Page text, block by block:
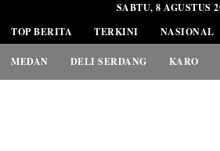
SABTU, 8 AGUSTUS
TOP BERITA
TERKINI NASIONAL
MEDAN DELI SERDANG KARO